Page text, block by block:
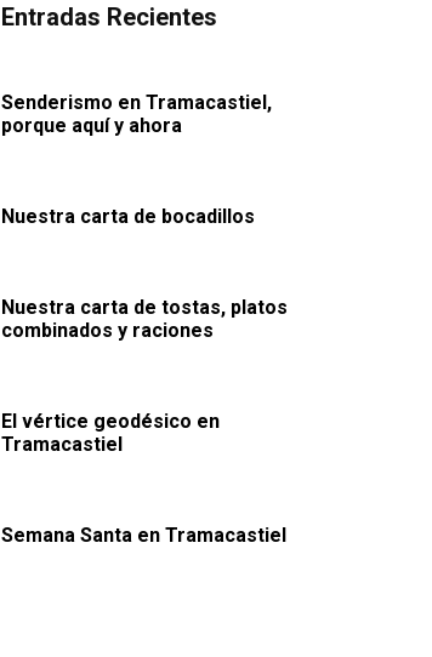
Entradas Recientes
Senderismo en Tramacastiel,
porque aquí y ahora
Nuestra carta de bocadillos
Nuestra carta de tostas, platos
combinados y raciones
El vértice geodésico en
Tramacastiel
Semana Santa en Tramacastiel